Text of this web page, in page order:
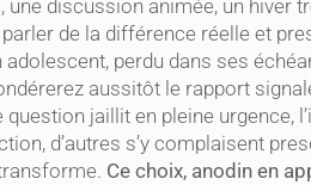
une discussion animée, un hiver
de la différence réelle et
perdu dans ses
aussitôt le rapport
jaillit en pleine urgence,
d’autres s’y complaisent
Ce choix, anodin en